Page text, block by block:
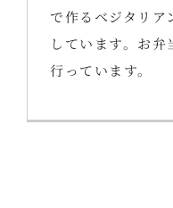
で作るベジタリ
しています。お
行っています。